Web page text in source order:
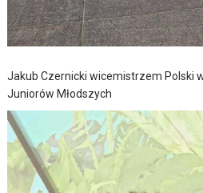
Jakub Czernicki wicemistrzem Polski
Juniorów Młodszych